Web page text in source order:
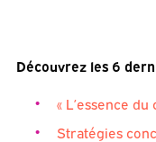
Découvrez les 6
« L’essence
Stratégies